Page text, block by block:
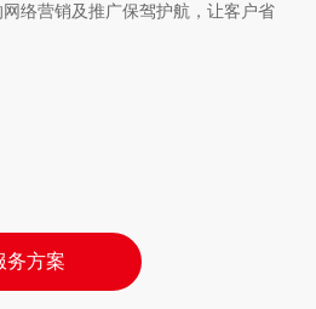
络营销及推广保驾护航，让客户省
务方案